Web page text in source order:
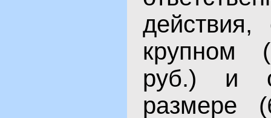
крупном
руб.) и
размере